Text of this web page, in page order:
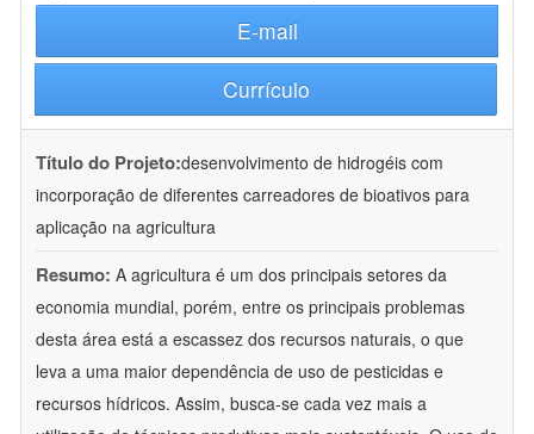
E-mail
Currículo
Título do Projeto:desenvolvimento de hidrogéis com
incorporação de diferentes carreadores de bioativos para
aplicação na agricultura
Resumo: A agricultura é um dos principais setores da
economia mundial, porém, entre os principais problemas
desta área está a escassez dos recursos naturais, o que
leva a uma maior dependência de uso de pesticidas e
recursos hídricos. Assim, busca-se cada vez mais a